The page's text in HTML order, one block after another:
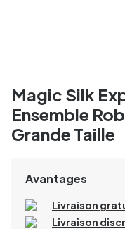
Magic Silk
Ensemble
Grande Taille
Avantages
Livraison
Livraison